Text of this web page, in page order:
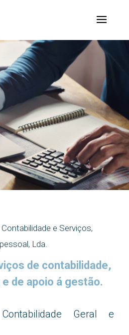
e Serviços,
Lda.
de contabilidade,
de apoio á gestão.
Geral e